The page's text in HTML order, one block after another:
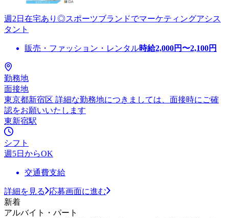
週2日在宅あり◎スポーツブランドでマーケティングアシス
タント
販売・ファッション・レンタル時給2,000円〜2,100円
勤務地
面接地
東京都新宿区 詳細な勤務地につきましては、面接時にご確
認をお願いいたします
東新宿駅
シフト
週5日からOK
交通費支給
詳細を見る
応募画面に進む
新着
アルバイト・パート